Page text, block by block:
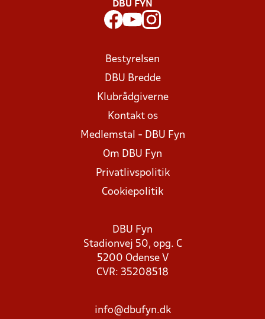
DBU FYN
Bestyrelsen
DBU Bredde
Klubrådgiverne
Kontakt os
Medlemstal - DBU Fyn
Om DBU Fyn
Privatlivspolitik
Cookiepolitik
DBU Fyn
Stadionvej 50, opg. C
5200 Odense V
CVR: 35208518
info@dbufyn.dk